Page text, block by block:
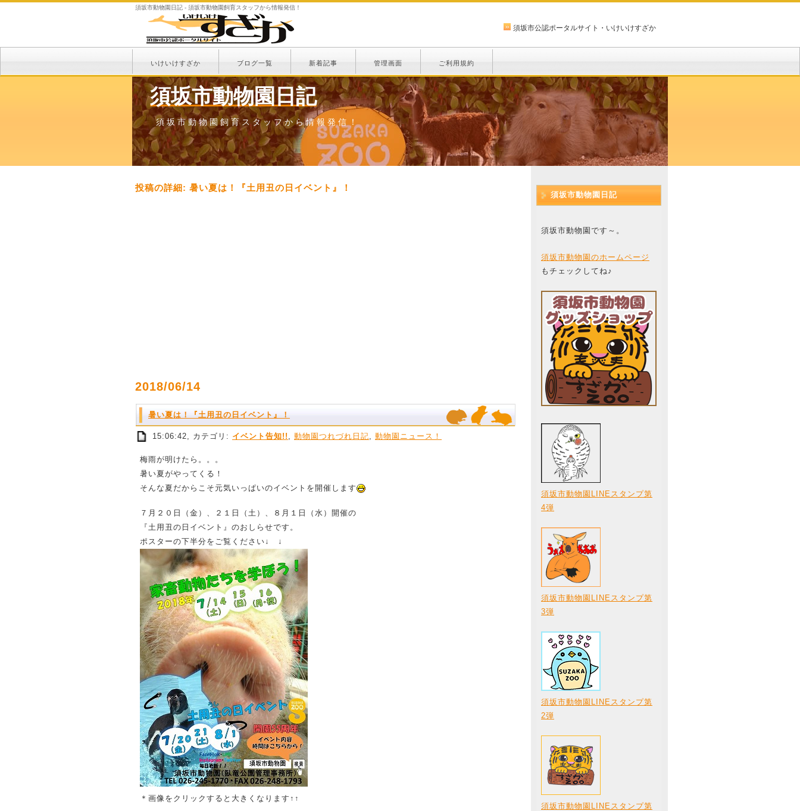
須坂市動物園日記 - 須坂市動物園飼育スタッフから情報発信！
須坂市公認ポータルサイト・いけいけすざか
いけいけすざか ブログ一覧 新着記事 管理画面 ご利用規約
須坂市動物園日記
須坂市動物園飼育スタッフから情報発信！
投稿の詳細: 暑い夏は！『土用丑の日イベント』！
2018/06/14
暑い夏は！『土用丑の日イベント』！
15:06:42, カテゴリ: イベント告知!! 動物園つれづれ日記 動物園ニュース！
梅雨が明けたら。。。
暑い夏がやってくる！
そんな夏だからこそ元気いっぱいのイベントを開催します
７月２０日（金）、２１日（土）、８月１日（水）開催の
『土用丑の日イベント』のおしらせです。
ポスターの下半分をご覧ください↓ ↓
＊画像をクリックすると大きくなります↑↑
須坂市動物園日記
須坂市動物園です～。
須坂市動物園のホームページ
もチェックしてね♪
須坂市動物園LINEスタンプ第
4弾
須坂市動物園LINEスタンプ第
3弾
須坂市動物園LINEスタンプ第
2弾
須坂市動物園LINEスタンプ第